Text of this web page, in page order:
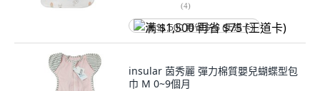
(4)
满 $1,500 再省 $75 (王道卡)
insular 茵秀麗 彈力棉質嬰兒蝴蝶型包
巾 M 0~9個月